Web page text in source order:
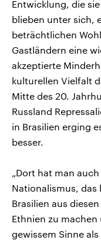
Entwicklung, die
blieben unter sich,
beträchtlichen
Gastländern eine
akzeptierte
kulturellen Vielfalt
Mitte des 20.
Russland
in Brasilien erging
besser.
„Dort hat man
Nationalismus,
Brasilien aus
Ethnien zu
gewissem Sinne